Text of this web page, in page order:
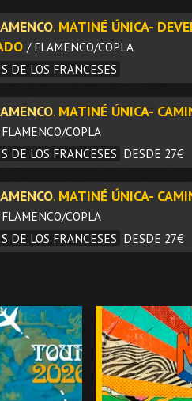
. MATINÉ ÚNICA-
/ FLAMENCO/COPLA
DE LOS FRANCESES
. MATINÉ ÚNICA-
COPLA
DE LOS FRANCESES DESDE 27€
. MATINÉ ÚNICA-
COPLA
DE LOS FRANCESES DESDE 27€